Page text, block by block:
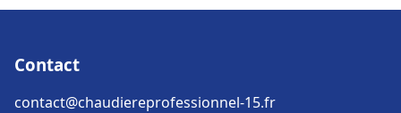
Contact
contact@chaudiereprofessionnel-15.fr